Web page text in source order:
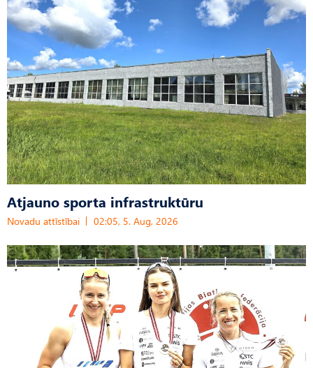
Atjauno sporta infrastruktūru
Novadu attīstībai 02:05, 5. Aug, 2026